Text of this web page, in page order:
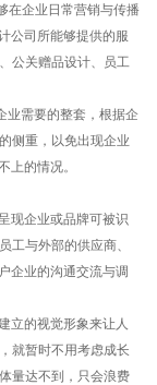
企业日常营销与传播
公司所能够提供的服
公关赠品设计、员工
需要的整套，根据企
侧重，以免出现企业
上的情况。
企业或品牌可被识
工与外部的供应商、
企业的沟通交流与调
的视觉形象来让人
就暂时不用考虑成长
量达不到，只会浪费